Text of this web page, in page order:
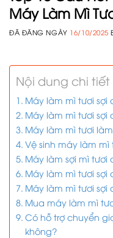
Máy Làm Mì
ĐÃ ĐĂNG NGÀY 16/10/2025
Nội dung chi tiết
Máy làm mì tươi sợi
Máy làm mì tươi
Máy làm mì tươi
Vệ sinh máy làm
Máy làm sợi mì tươi
Máy làm mì tươi sợi
Máy làm mì tươi
Mua máy làm mì
Có hỗ trợ chuyển
không?